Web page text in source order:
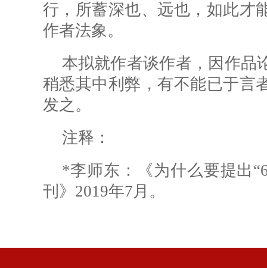
行，所蓄深也、远也，如此才
作者法象。
本拟就作者谈作者，因作品
稍悉其中利弊，有不能已于言
发之。
注释：
*李师东：《为什么要提出
刊》2019年7月。